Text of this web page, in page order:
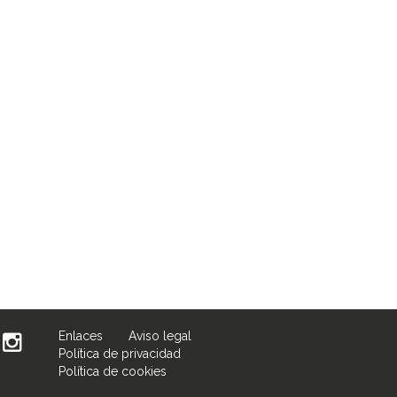
Enlaces
Aviso legal
Política de privacidad
Política de cookies